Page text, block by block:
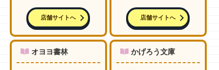
店舗サイトへ 店舗サイトへ
オヨヨ書林 かげろう文庫